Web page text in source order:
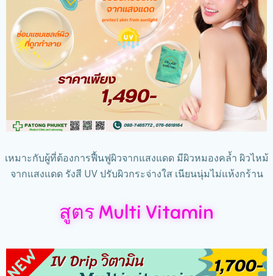
เหมาะกับผู้ที่ต้องการฟื้นฟูผิวจากแสงแดด มีผิวหมองคล้ำ ผิวไหม้
จากแสงแดด รังสี UV ปรับผิวกระจ่างใส เนียนนุ่มไม่แห้งกร้าน
สูตร Multi Vitamin